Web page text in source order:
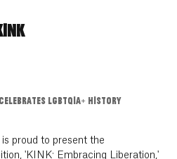
LGBTQIA+ HISTORY
proud to present the
'KINK: Embracing Liberation,'